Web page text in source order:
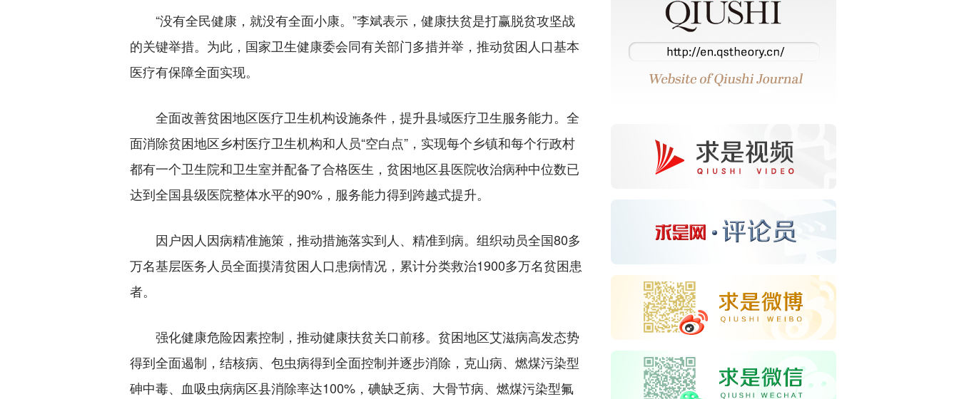
“没有全民健康，就没有全面小康。”李斌表示，健康扶贫是打赢脱贫攻坚战
的关键举措。为此，国家卫生健康委会同有关部门多措并举，推动贫困人口基本
医疗有保障全面实现。
全面改善贫困地区医疗卫生机构设施条件，提升县域医疗卫生服务能力。全
面消除贫困地区乡村医疗卫生机构和人员“空白点”，实现每个乡镇和每个行政村
都有一个卫生院和卫生室并配备了合格医生，贫困地区县医院收治病种中位数已
达到全国县级医院整体水平的90%，服务能力得到跨越式提升。
因户因人因病精准施策，推动措施落实到人、精准到病。组织动员全国80多
万名基层医务人员全面摸清贫困人口患病情况，累计分类救治1900多万名贫困患
者。
强化健康危险因素控制，推动健康扶贫关口前移。贫困地区艾滋病高发态势
得到全面遏制，结核病、包虫病得到全面控制并逐步消除，克山病、燃煤污染型
砷中毒、血吸虫病病区县消除率达100%，碘缺乏病、大骨节病、燃煤污染型氟